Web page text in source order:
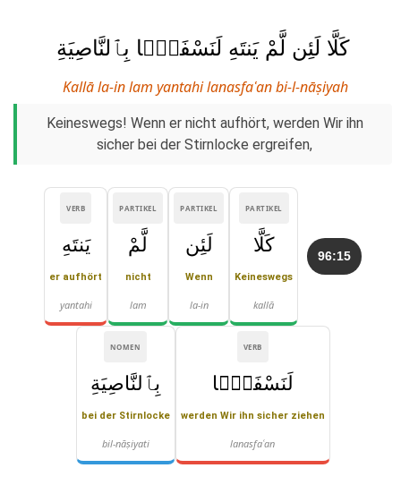
كَلَّا لَئِن لَّمْ يَنتَهِ لَنَسْفَعًۢا بِٱلنَّاصِيَةِ
Kallā la-in lam yantahi lanasfaʿan bi-l-nāṣiyah
Keineswegs! Wenn er nicht aufhört, werden Wir ihn
sicher bei der Stirnlocke ergreifen,
96:15
PARTIKEL
كَلَّا
Keineswegs
kallā
PARTIKEL
لَئِن
Wenn
la-in
PARTIKEL
لَّمْ
nicht
lam
VERB
يَنتَهِ
er aufhört
yantahi
VERB
لَنَسْفَعًۢا
werden Wir ihn sicher ziehen
lanasfaʿan
NOMEN
بِٱلنَّاصِيَةِ
bei der Stirnlocke
bil-nāṣiyati